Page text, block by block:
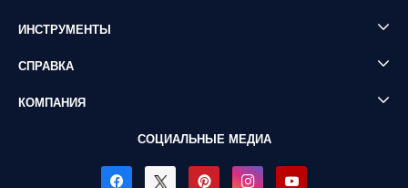
ИНСТРУМЕНТЫ
СПРАВКА
КОМПАНИЯ
СОЦИАЛЬНЫЕ МЕДИА